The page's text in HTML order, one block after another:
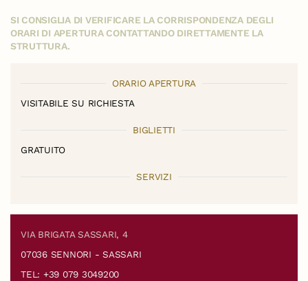
SI CONSIGLIA DI VERIFICARE LA CORRISPONDENZA DEGLI
ORARI DI APERTURA CONTATTANDO DIRETTAMENTE LA
STRUTTURA.
ORARIO APERTURA
VISITABILE SU RICHIESTA
BIGLIETTI
GRATUITO
SERVIZI
VIA BRIGATA SASSARI, 4
07036 SENNORI - SASSARI
TEL: +39 079 3049200